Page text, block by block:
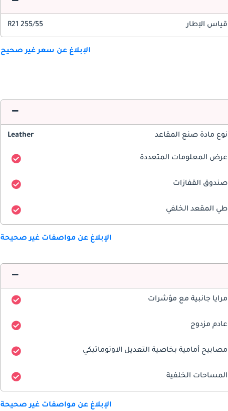
قياس الإطار 255/55 R21
الإبلاغ عن سعر غير صحيح
نوع مادة صنع المقاعد Leather
عرض المعلومات المتعددة
صندوق القفازات
طي المقعد الخلفي
الإبلاغ عن مواصفات غير صحيحة
مرايا جانبية مع مؤشرات
عادم مزدوج
مصابيح أمامية بخاصية التعديل الاوتوماتيكي
المساحات الخلفية
الإبلاغ عن مواصفات غير صحيحة